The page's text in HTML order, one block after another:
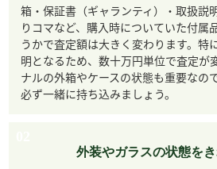
箱・保証書（ギャランティ）・取扱説
りコマなど、購入時についていた付属
うかで査定額は大きく変わります。特
明となるため、数十万円単位で査定が
ナルの外箱やケースの状態も重要なの
必ず一緒に持ち込みましょう。
外装やガラスの状態を